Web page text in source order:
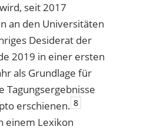
seit 2017
an den Universitäten
Desiderat der
2019 in einer ersten
als Grundlage für
Tagungsergebnisse
erschienen. 8
einem Lexikon